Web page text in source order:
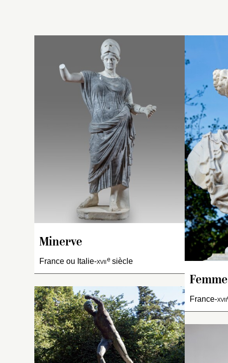
Minerve
France ou Italie-xviie siècle
le
du
et
a
France-xvii